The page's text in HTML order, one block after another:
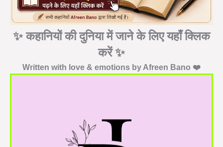
✨ कहानियों की दुनिया में जाने के लिए यहाँ क्लिक
करें ✨
Written with love & emotions by Afreen Bano ❤️